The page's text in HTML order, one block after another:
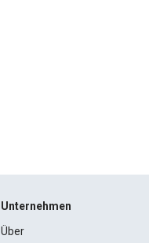
Unternehmen
Über